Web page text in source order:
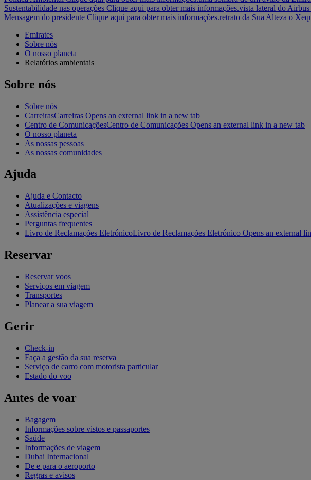
Sustentabilidade nas operações Clique aqui para obter mais informações.vista lateral do
Mensagem do presidente Clique aqui para obter mais informações.retrato da Sua Alteza o
Emirates
Sobre nós
O nosso planeta
Relatórios ambientais
Sobre nós
Sobre nós
CarreirasCarreiras Opens an external link in a new tab
Centro de ComunicaçõesCentro de Comunicações Opens an external link in a new tab
O nosso planeta
As nossas pessoas
As nossas comunidades
Ajuda
Ajuda e Contacto
Atualizações e viagens
Assistência especial
Perguntas frequentes
Livro de Reclamações EletrónicoLivro de Reclamações Eletrónico Opens an external
Reservar
Reservar voos
Serviços em viagem
Transportes
Planear a sua viagem
Gerir
Check-in
Faça a gestão da sua reserva
Serviço de carro com motorista particular
Estado do voo
Antes de voar
Bagagem
Informações sobre vistos e passaportes
Saúde
Informações de viagem
Dubai Internacional
De e para o aeroporto
Regras e avisos